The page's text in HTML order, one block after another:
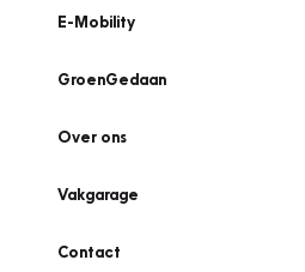
E-Mobility
GroenGedaan
Over ons
Vakgarage
Contact